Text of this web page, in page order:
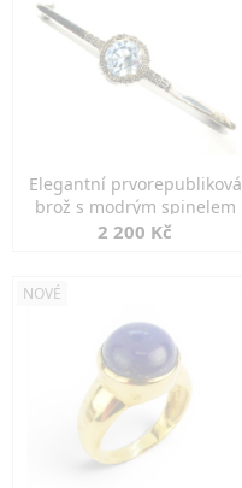
Elegantní prvorepubliková
brož s modrým spinelem
2 200 Kč
NOVÉ